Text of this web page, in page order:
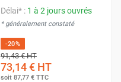
Délai* : 1 à 2 jours ouvrés
* généralement constaté
-20%
91,43 €HT
73,14 € HT
soit 87,77 € TTC